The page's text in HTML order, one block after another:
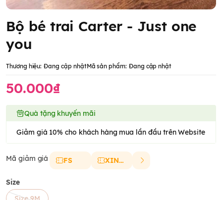
Bộ bé trai Carter - Just one
you
Thương hiệu: Đang cập nhậtMã sản phẩm: Đang cập nhật
50.000₫
Quà tặng khuyến mãi
Giảm giá 10% cho khách hàng mua lần đầu trên Website
Mã giảm giá FS XINCHAO
Size